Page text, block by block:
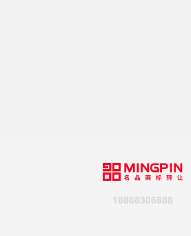
18868306888